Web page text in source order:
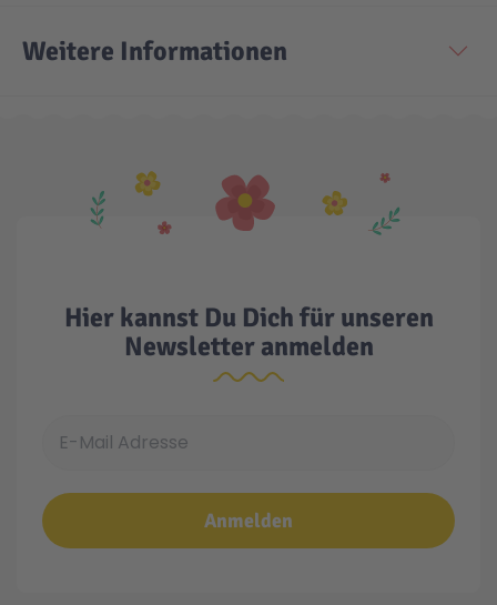
Weitere Informationen
Hier kannst Du Dich für unseren
Newsletter anmelden
Anmelden